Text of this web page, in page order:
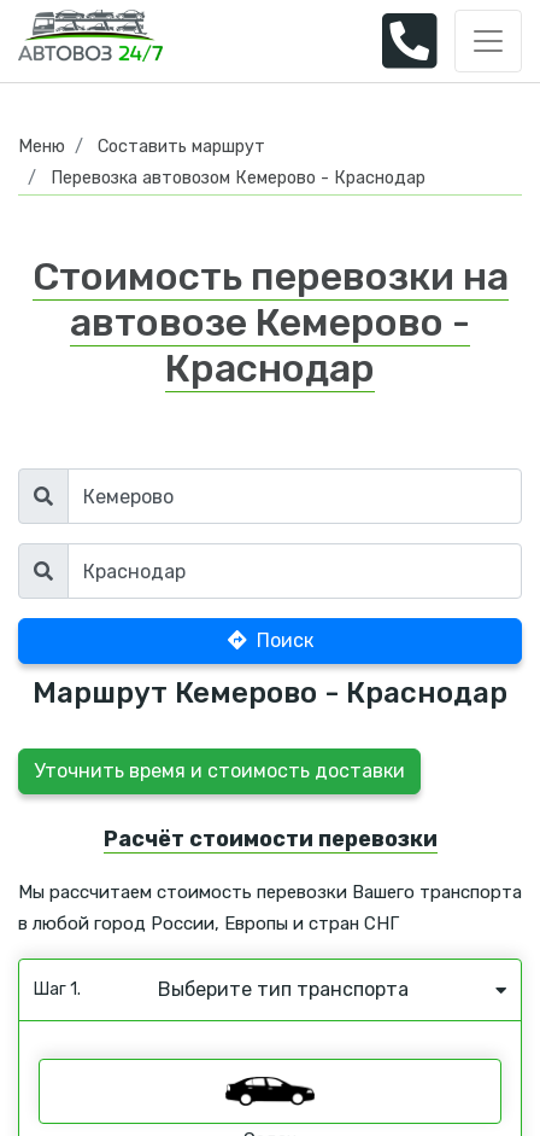
Меню
Составить маршрут
Перевозка автовозом Кемерово - Краснодар
Стоимость перевозки на
автовозе Кемерово -
Краснодар
Поиск
Маршрут Кемерово - Краснодар
Уточнить время и стоимость доставки
Расчёт стоимости перевозки
Мы рассчитаем стоимость перевозки Вашего транспорта
в любой город России, Европы и стран СНГ
Шаг 1. Выберите тип транспорта